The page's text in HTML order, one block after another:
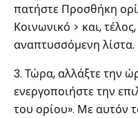
πατήστε Προσθήκη
Κοινωνικό > και,
αναπτυσσόμενη λίστα.
3. Τώρα, αλλάξτε την
ενεργοποιήστε την
του ορίου». Με αυτόν